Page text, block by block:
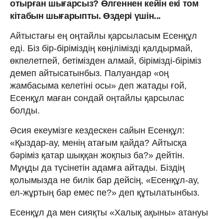
отырған шығарсыз? Өлгеннен кейін екі том
кітабын шығарыпты. Өздері үшін...
Айтыстағы ең оңтайлы қарсыласым Есенқұл
еді. Біз бір-біріміздің көңілімізді қалдырмай,
өкпелетпей, бетімізден алмай, бірімізді-біріміз
демеп айтысатынбыз. Палуандар «оң
жамбасыма келетіні осы» деп жатады ғой,
Есенқұл маған сондай оңтайлы қарсылас
болды.
Әсия екеумізге кездескен сайын Есенқұл:
«Қыздар-ау, менің атағым қайда? Айтысқа
бәріміз қатар шыққан жоқпыз ба?» дейтін.
Мұңды да түсінетін адамға айтады. Біздің
қолымызда не билік бар дейсің, «Есенқұл-ау,
ел-жұртың бар емес пе?» деп құтылатынбыз.
Есенқұл да мен сияқты «Халық ақыны» атануы